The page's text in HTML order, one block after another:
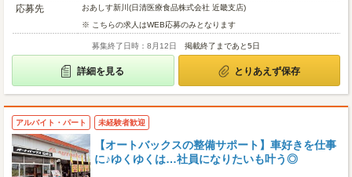
応募先
おあしす新川(日清医療食品株式会社 近畿支店)
※ こちらの求人はWEB応募のみとなります
募集終了日時：8月12日 掲載終了まであと5日
詳細を見る とりあえず保存
アルバイト・パート 未経験者歓迎
【オートバックスの整備サポート】車好きを仕事
に♪ゆくゆくは…社員になりたいも叶う◎